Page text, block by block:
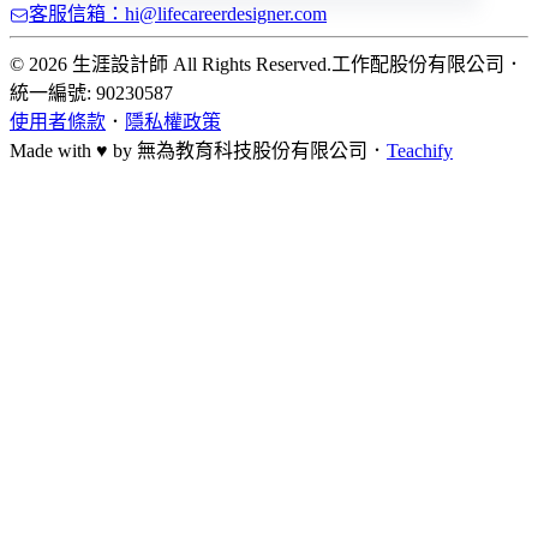
客服信箱：hi@lifecareerdesigner.com
© 2026 生涯設計師 All Rights Reserved.工作配股份有限公司 ．
統一編號: 90230587
使用者條款 ． 隱私權政策
Made with ♥ by 無為教育科技股份有限公司． Teachify